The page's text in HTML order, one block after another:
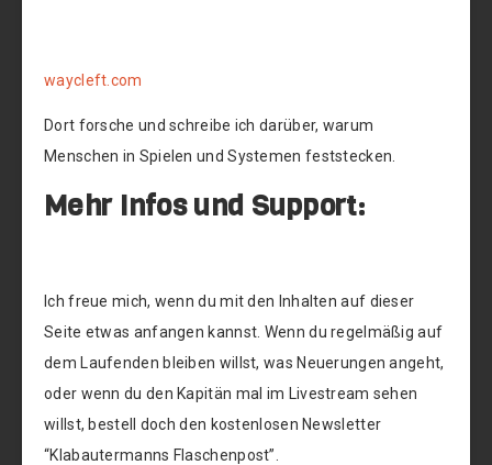
waycleft.com
Dort forsche und schreibe ich darüber, warum
Menschen in Spielen und Systemen feststecken.
Mehr Infos und Support:
Ich freue mich, wenn du mit den Inhalten auf dieser
Seite etwas anfangen kannst. Wenn du regelmäßig auf
dem Laufenden bleiben willst, was Neuerungen angeht,
oder wenn du den Kapitän mal im Livestream sehen
willst, bestell doch den kostenlosen Newsletter
“Klabautermanns Flaschenpost”.